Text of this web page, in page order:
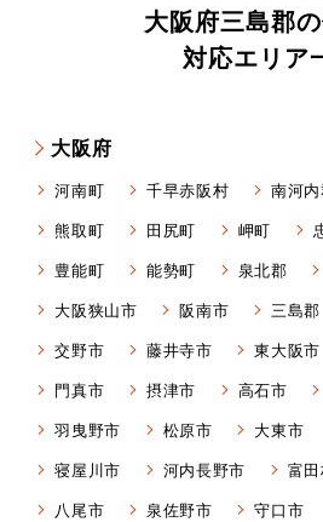
大阪府三島郡
対応エリア
大阪府
河南町 千早赤阪村 南河
熊取町
田尻町 岬町
豊能町
能勢町 泉北郡
大阪狭山市
阪南市 三島郡
交野市
藤井寺市 東大阪市
門真市
摂津市 高石市
羽曳野市
松原市 大東市
寝屋川市
河内長野市 富
八尾市
泉佐野市 守口市